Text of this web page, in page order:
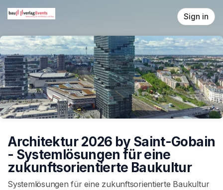
Skip header
Sign in
Architektur 2026 by Saint-Gobain
- Systemlösungen für eine
zukunftsorientierte Baukultur
Systemlösungen für eine zukunftsorientierte Baukultur